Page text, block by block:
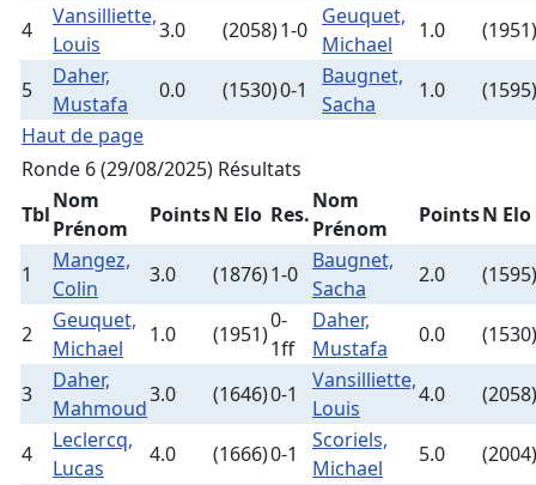
4
Vansilliette,
Louis
3.0 (2058)1-0
Geuquet,
Michael
1.0 (1951)
5
Daher,
Mustafa
0.0 (1530)0-1
Baugnet,
Sacha
1.0
(1595)
Haut de page
Ronde 6 (29/08/2025) Résultats
Tbl
Nom
Prénom
PointsN Elo Res.
Nom
Prénom
PointsN Elo
1
Mangez,
Colin
3.0 (1876)1-0
Baugnet,
Sacha
2.0 (1595)
2
Geuquet,
Michael
1.0 (1951)
0-
1ff
Daher,
Mustafa
0.0 (1530)
3
Daher,
Mahmoud
3.0 (1646)0-1
Vansilliette,
Louis
4.0 (2058)
4
Leclercq,
Lucas
4.0 (1666)0-1
Scoriels,
Michael
5.0 (2004)